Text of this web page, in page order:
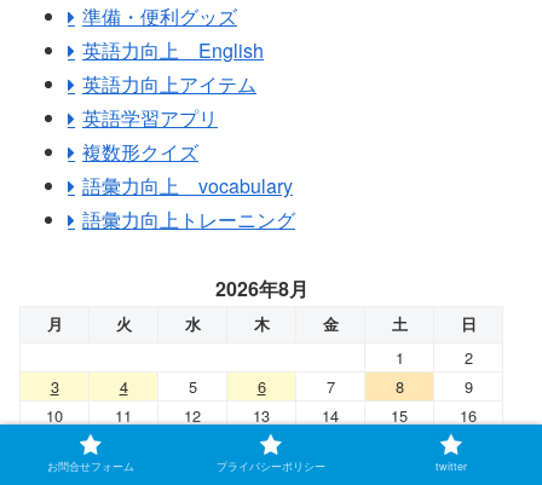
準備・便利グッズ
英語力向上 English
英語力向上アイテム
英語学習アプリ
複数形クイズ
語彙力向上 vocabulary
語彙力向上トレーニング
2026年8月
月 火 水 木 金 土 日
1
2
3
4 5 6 7 8
9
10
11 12 13 14 15
16
20
23
24
25 27 28 30
お問合せフォーム プライバシーポリシー twitter